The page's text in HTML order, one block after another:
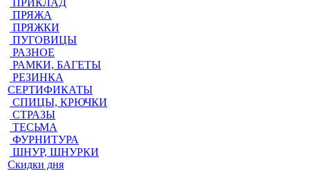
ПРИКЛАД
ПРЯЖА
ПРЯЖКИ
ПУГОВИЦЫ
РАЗНОЕ
РАМКИ, БАГЕТЫ
РЕЗИНКА
СЕРТИФИКАТЫ
СПИЦЫ, КРЮЧКИ
СТРАЗЫ
ТЕСЬМА
ФУРНИТУРА
ШНУР, ШНУРКИ
Скидки дня